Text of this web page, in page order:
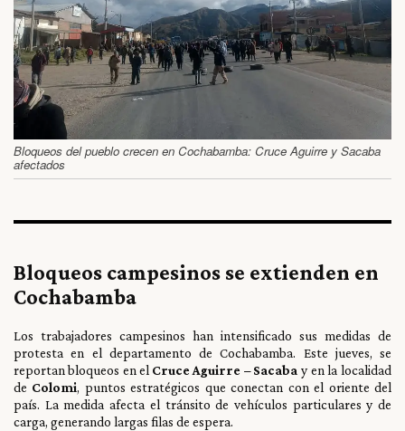
Bloqueos del pueblo crecen en Cochabamba: Cruce Aguirre y Sacaba
afectados
Bloqueos campesinos se extienden en
Cochabamba
Los trabajadores campesinos han intensificado sus medidas de
protesta en el departamento de Cochabamba. Este jueves, se
reportan bloqueos en el Cruce Aguirre – Sacaba y en la localidad
de Colomi, puntos estratégicos que conectan con el oriente del
país. La medida afecta el tránsito de vehículos particulares y de
carga, generando largas filas de espera.